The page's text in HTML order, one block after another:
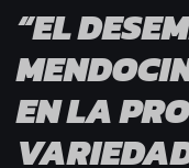
“EL
EN LA